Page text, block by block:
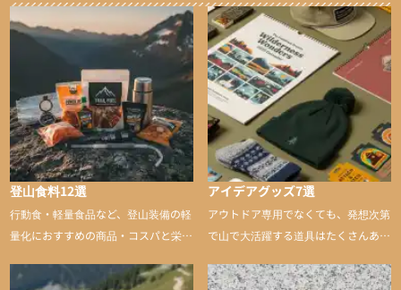
登山食料12選
行動食・軽量食品など、登山装備の軽
量化におすすめの商品・コスパと栄養
アイデアグッズ7選
アウトドア専用でなくても、発想次第
で山で大活躍する道具はたくさんあり
山に持ち込むと快適性や安心感をグッ